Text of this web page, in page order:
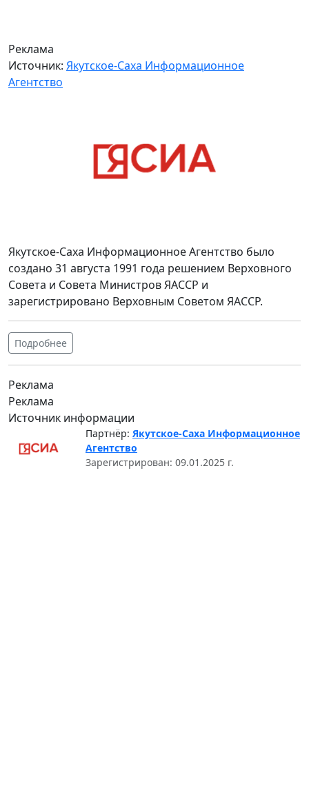
Реклама
Источник: Якутское-Саха Информационное
Агентство
Якутское-Саха Информационное Агентство было
создано 31 августа 1991 года решением Верховного
Совета и Совета Министров ЯАССР и
зарегистрировано Верховным Советом ЯАССР.
Подробнее
Реклама
Реклама
Источник информации
Партнёр: Якутское-Саха Информационное
Агентство
Зарегистрирован: 09.01.2025 г.